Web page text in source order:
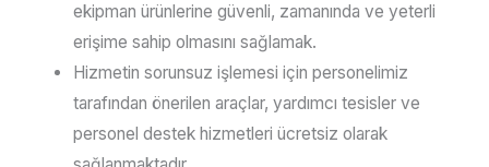
ekipman ürünlerine güvenli, zamanında ve yeterli
erişime sahip olmasını sağlamak.
Hizmetin sorunsuz işlemesi için personelimiz
tarafından önerilen araçlar, yardımcı tesisler ve
personel destek hizmetleri ücretsiz olarak